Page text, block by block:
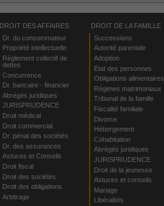
DROIT DES AFFAIRES
Dr. du consommateur
Propriété intellectuelle
Règlement collectif de
dettes
Concurrence
Dr. bancaire - financier
Abrégés juridiques
JURISPRUDENCE
Droit médical
Droit commercial
Dr. pénal des sociétés
Dr. des assurances
Astuces et Conseils
Droit fiscal
Droit des sociétés
Droit des obligations
Arbitrage
DROIT DE LA FAMILLE
Successions
Autorité parentale
Adoption
Etat des personnes
Obligations alimentaires
Régimes matrimoniaux
Tribunal de la famille
Fiscalité familiale
Divorce
Hébergement
Cohabitation
Abrégés juridiques
JURISPRUDENCE
Droit de la jeunesse
Astuces et conseils
Mariage
Libéralités